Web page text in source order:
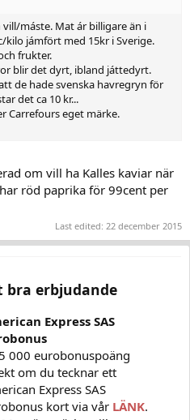
máste. Mat ár billigare än i
kilo jámfört med 15kr i Sverige.
frukter.
blir det dyrt, ibland játtedyrt.
de hade svenska havregryn för
det ca 10 kr...
Carrefours eget märke.
om vill ha Kalles kaviar när
röd paprika för 99cent per
Last edited: 22 december 2015
bra erbjudande
Express SAS
000 eurobonuspoäng
om du tecknar ett
Express SAS
kort via vår LÄNK.